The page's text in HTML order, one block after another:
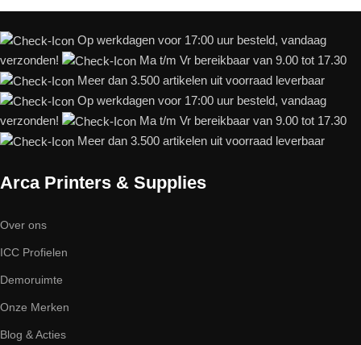
Op werkdagen voor 17:00 uur besteld, vandaag
verzonden!
Ma t/m Vr bereikbaar van 9.00 tot 17.30
Meer dan 3.500 artikelen uit voorraad leverbaar
Op werkdagen voor 17:00 uur besteld, vandaag
verzonden!
Ma t/m Vr bereikbaar van 9.00 tot 17.30
Meer dan 3.500 artikelen uit voorraad leverbaar
Arca Printers & Supplies
Over ons
ICC Profielen
Demoruimte
Onze Merken
Blog & Acties